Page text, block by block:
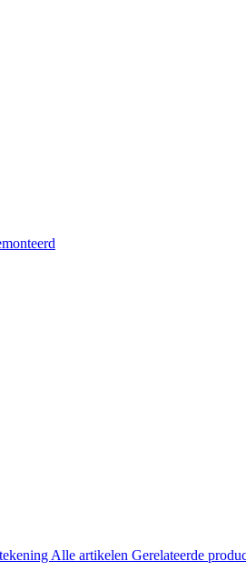
Alle artikelen Gerelateerde